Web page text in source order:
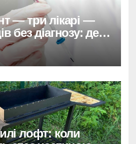
— три лікарі —
без діагнозу: де
помилка
лофт: коли